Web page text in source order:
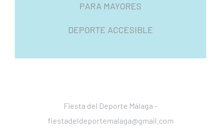
PARA MAYORES
DEPORTE ACCESIBLE
Fiesta del Deporte Málaga -
fiestadeldeportemalaga@gmail.com